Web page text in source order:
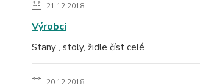
21.12.2018
Výrobci
Stany , stoly, židle číst celé